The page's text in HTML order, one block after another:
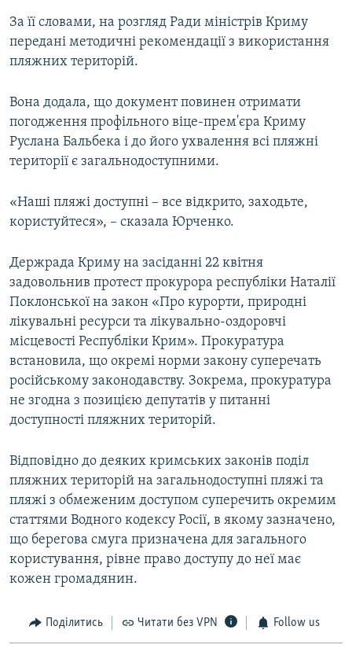
За її словами, на розгляд Ради міністрів Криму
передані методичні рекомендації з використання
пляжних територій.
Вона додала, що документ повинен отримати
погодження профільного віце-прем'єра Криму
Руслана Бальбека і до його ухвалення всі пляжні
території є загальнодоступними.
«Наші пляжі доступні – все відкрито, заходьте,
користуйтеся», – сказала Юрченко.
Держрада Криму на засіданні 22 квітня
задовольнив протест прокурора республіки Наталії
Поклонської на закон «Про курорти, природні
лікувальні ресурси та лікувально-оздоровчі
місцевості Республіки Крим». Прокуратура
встановила, що окремі норми закону суперечать
російському законодавству. Зокрема, прокуратура
не згодна з позицією депутатів у питанні
доступності пляжних територій.
Відповідно до деяких кримських законів поділ
пляжних територій на загальнодоступні пляжі та
пляжі з обмеженим доступом суперечить окремим
статтями Водного кодексу Росії, в якому зазначено,
що берегова смуга призначена для загального
користування, рівне право доступу до неї має
кожен громадянин.
Поділитись Читати без VPN Follow us